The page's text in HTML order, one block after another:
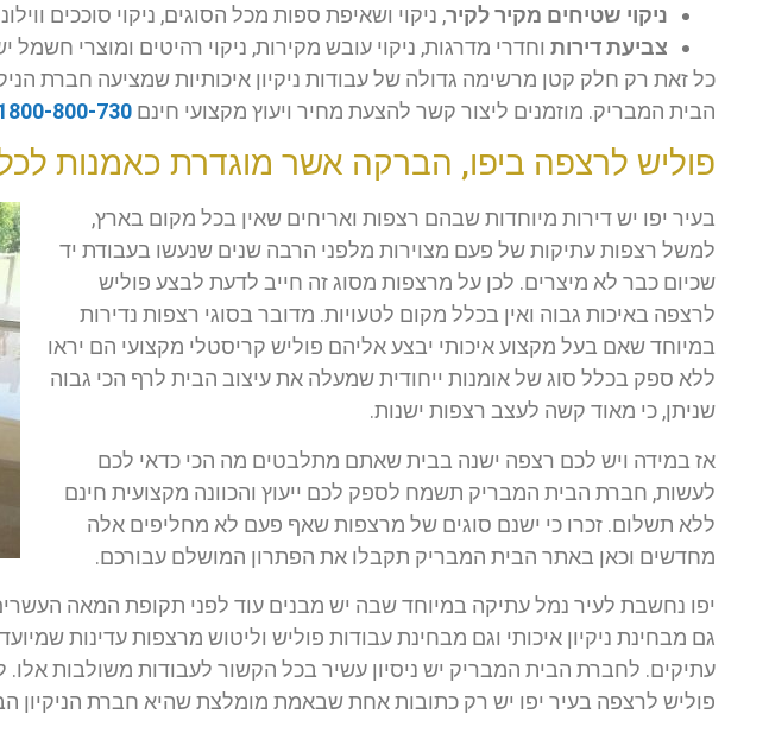
ניקוי שטיחים מקיר לקיר, ניקוי ושאיפת ספות מכל הסוגים, ניקוי סוככים
צביעת דירות וחדרי מדרגות, ניקוי עובש מקירות, ניקוי רהיטים ומוצרי חשמל
כל זאת רק חלק קטן מרשימה גדולה של עבודות ניקיון איכותיות שמציעה חברת
הבית המבריק. מוזמנים ליצור קשר להצעת מחיר ויעוץ מקצועי חינם 800-730
פוליש לרצפה ביפו, הברקה אשר מוגדרת כאמנות
בעיר יפו יש דירות מיוחדות שבהם רצפות ואריחים שאין בכל מקום בארץ,
למשל רצפות עתיקות של פעם מצוירות מלפני הרבה שנים שנעשו בעבודת יד
שכיום כבר לא מיצרים. לכן על מרצפות מסוג זה חייב לדעת לבצע פוליש
לרצפה באיכות גבוה ואין בכלל מקום לטעויות. מדובר בסוגי רצפות נדירות
במיוחד שאם בעל מקצוע איכותי יבצע אליהם פוליש קריסטלי מקצועי הם יראו
ללא ספק בכלל סוג של אומנות ייחודית שמעלה את עיצוב הבית לרף הכי גבוה
שניתן, כי מאוד קשה לעצב רצפות ישנות.
אז במידה ויש לכם רצפה ישנה בבית שאתם מתלבטים מה הכי כדאי לכם
לעשות, חברת הבית המבריק תשמח לספק לכם ייעוץ והכוונה מקצועית חינם
ללא תשלום. זכרו כי ישנם סוגים של מרצפות שאף פעם לא מחליפים אלה
מחדשים וכאן באתר הבית המבריק תקבלו את הפתרון המושלם עבורכם.
יפו נחשבת לעיר נמל עתיקה במיוחד שבה יש מבנים עוד לפני תקופת המאה
גם מבחינת ניקיון איכותי וגם מבחינת עבודות פוליש וליטוש מרצפות עדינות
עתיקים. לחברת הבית המבריק יש ניסיון עשיר בכל הקשור לעבודות משולבות אלו.
פוליש לרצפה בעיר יפו יש רק כתובות אחת שבאמת מומלצת שהיא חברת הניקיון